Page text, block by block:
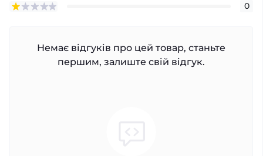
0
Немає відгуків про цей товар, станьте
першим, залиште свій відгук.